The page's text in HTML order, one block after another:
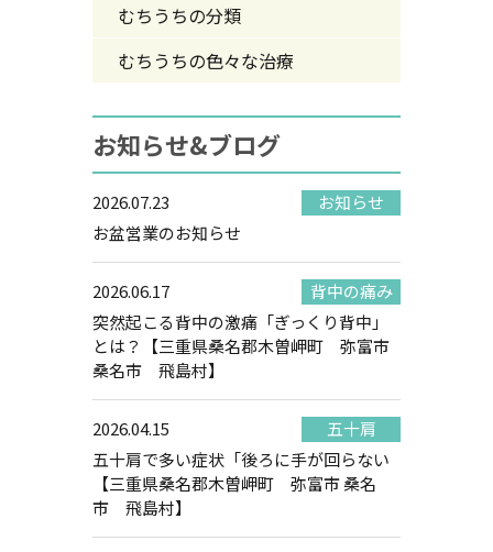
むちうちの分類
むちうちの色々な治療
お知らせ&ブログ
2026.07.23
お知らせ
お盆営業のお知らせ
2026.06.17
背中の痛み
突然起こる背中の激痛「ぎっくり背中」
とは？【三重県桑名郡木曽岬町 弥富市
桑名市 飛島村】
2026.04.15
五十肩
五十肩で多い症状「後ろに手が回らない
【三重県桑名郡木曽岬町 弥富市 桑名
市 飛島村】